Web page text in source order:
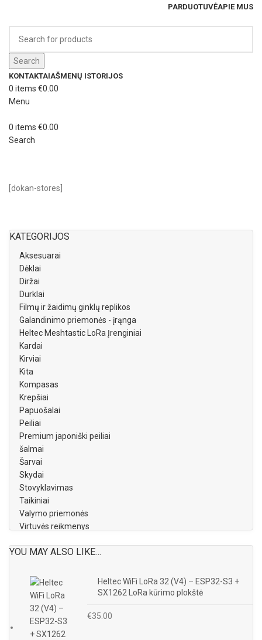
PARDUOTUVĖAPIE MUS
Search
KONTAKTAIAŠMENŲ ISTORIJOS
0 items €0.00
Menu
0 items €0.00
Search
[dokan-stores]
KATEGORIJOS
Aksesuarai
Dėklai
Diržai
Durklai
Filmų ir žaidimų ginklų replikos
Galandinimo priemonės - įrąnga
Heltec Meshtastic LoRa Įrenginiai
Kardai
Kirviai
Kita
Kompasas
Krepšiai
Papuošalai
Peiliai
Premium japoniški peiliai
šalmai
Šarvai
Skydai
Stovyklavimas
Taikiniai
Valymo priemonės
Virtuvės reikmenys
YOU MAY ALSO LIKE…
Heltec WiFi LoRa 32 (V4) – ESP32-S3 +
SX1262 LoRa kūrimo plokštė
€35.00